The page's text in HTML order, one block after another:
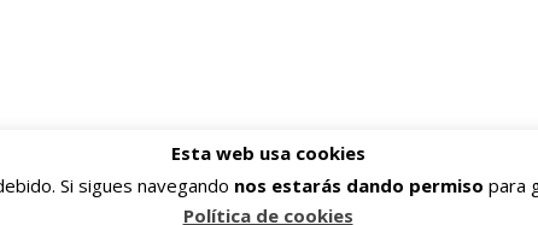
Esta web usa cookies
Si sigues navegando nos estarás dando permiso para
Política de cookies